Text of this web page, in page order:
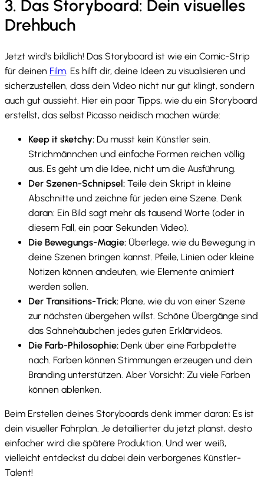
3. Das Storyboard: Dein visuelles
Drehbuch
Jetzt wird’s bildlich! Das Storyboard ist wie ein Comic-Strip
für deinen Film . Es hilft dir, deine Ideen zu visualisieren und
sicherzustellen, dass dein Video nicht nur gut klingt, sondern
auch gut aussieht. Hier ein paar Tipps, wie du ein Storyboard
erstellst, das selbst Picasso neidisch machen würde:
Keep it sketchy: Du musst kein Künstler sein.
Strichmännchen und einfache Formen reichen völlig
aus. Es geht um die Idee, nicht um die Ausführung.
Der Szenen-Schnipsel: Teile dein Skript in kleine
Abschnitte und zeichne für jeden eine Szene. Denk
daran: Ein Bild sagt mehr als tausend Worte (oder in
diesem Fall, ein paar Sekunden Video).
Die Bewegungs-Magie: Überlege, wie du Bewegung in
deine Szenen bringen kannst. Pfeile, Linien oder kleine
Notizen können andeuten, wie Elemente animiert
werden sollen.
Der Transitions-Trick: Plane, wie du von einer Szene
zur nächsten übergehen willst. Schöne Übergänge sind
das Sahnehäubchen jedes guten Erklärvideos.
Die Farb-Philosophie: Denk über eine Farbpalette
nach. Farben können Stimmungen erzeugen und dein
Branding unterstützen. Aber Vorsicht: Zu viele Farben
können ablenken.
Beim Erstellen deines Storyboards denk immer daran: Es ist
dein visueller Fahrplan. Je detaillierter du jetzt planst, desto
einfacher wird die spätere Produktion. Und wer weiß,
vielleicht entdeckst du dabei dein verborgenes Künstler-
Talent!